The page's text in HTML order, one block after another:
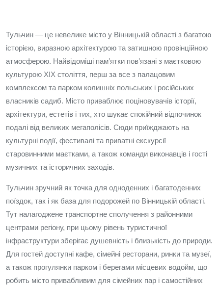
Тульчин — це невелике місто у Вінницькій області з багатою
історією, виразною архітектурою та затишною провінційною
атмосферою. Найвідоміші пам’ятки пов’язані з маєтковою
культурою XIX століття, перш за все з палацовим
комплексом та парком колишніх польських і російських
власників садиб. Місто приваблює поціновувачів історії,
архітектури, естетів і тих, хто шукає спокійний відпочинок
подалі від великих мегаполісів. Сюди приїжджають на
культурні події, фестивалі та приватні екскурсії
старовинними маєтками, а також команди виконавців і гості
музичних та історичних заходів.
Тульчин зручний як точка для одноденних і багатоденних
поїздок, так і як база для подорожей по Вінницькій області.
Тут налагоджене транспортне сполучення з районними
центрами регіону, при цьому рівень туристичної
інфраструктури зберігає душевність і близькість до природи.
Для гостей доступні кафе, сімейні ресторани, ринки та музеї,
а також прогулянки парком і берегами місцевих водойм, що
робить місто привабливим для сімейних пар і самостійних